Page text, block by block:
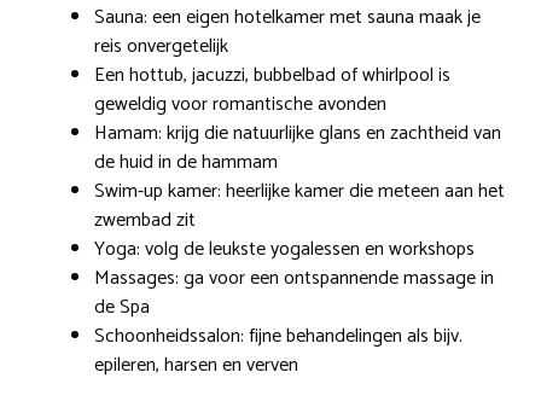
Sauna: een eigen hotelkamer met sauna maak je
reis onvergetelijk
Een hottub, jacuzzi, bubbelbad of whirlpool is
geweldig voor romantische avonden
Hamam: krijg die natuurlijke glans en zachtheid van
de huid in de hammam
Swim-up kamer: heerlijke kamer die meteen aan het
zwembad zit
Yoga: volg de leukste yogalessen en workshops
Massages: ga voor een ontspannende massage in
de Spa
Schoonheidssalon: fijne behandelingen als bijv.
epileren, harsen en verven